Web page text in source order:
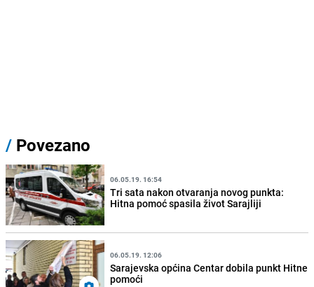
/ Povezano
06.05.19. 16:54
Tri sata nakon otvaranja novog punkta:
Hitna pomoć spasila život Sarajliji
06.05.19. 12:06
Sarajevska općina Centar dobila punkt Hitne
pomoći